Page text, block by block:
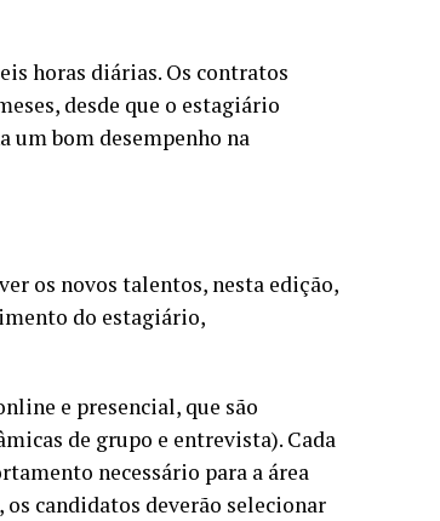
horas diárias. Os contratos
desde que o estagiário
um bom desempenho na
os novos talentos, nesta edição,
do estagiário,
e presencial, que são
de grupo e entrevista). Cada
necessário para a área
candidatos deverão selecionar